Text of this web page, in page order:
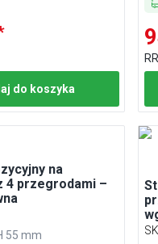
do koszyka
na
4 przegrodami –
55 mm